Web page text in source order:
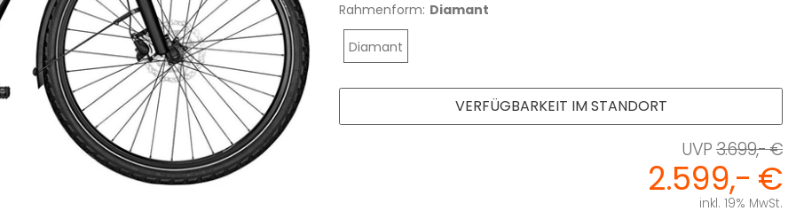
Rahmenform: Diamant
Diamant
3.699,- €
2.599,- €
inkl. 19% MwSt.
VERFÜGBARKEIT IM STANDORT